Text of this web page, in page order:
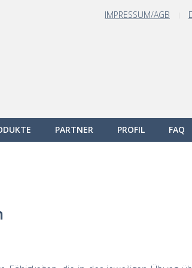
IMPRESSUM/AGB
PARTNER PROFIL FAQ